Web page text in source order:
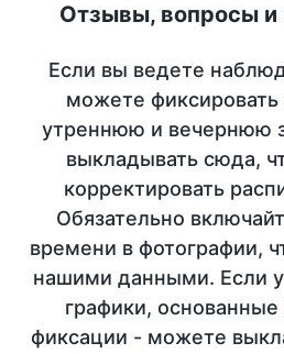
Отзывы, вопросы и
Если вы ведете
можете фиксировать
утреннюю и вечернюю
выкладывать сюда,
корректировать
Обязательно
времени в фотографии,
нашими данными. Если у
графики, основанные
фиксации - можете